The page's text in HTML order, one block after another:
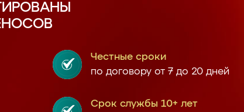
Честные сроки
по договору от 7 до 20 дней
Срок службы 10+ лет